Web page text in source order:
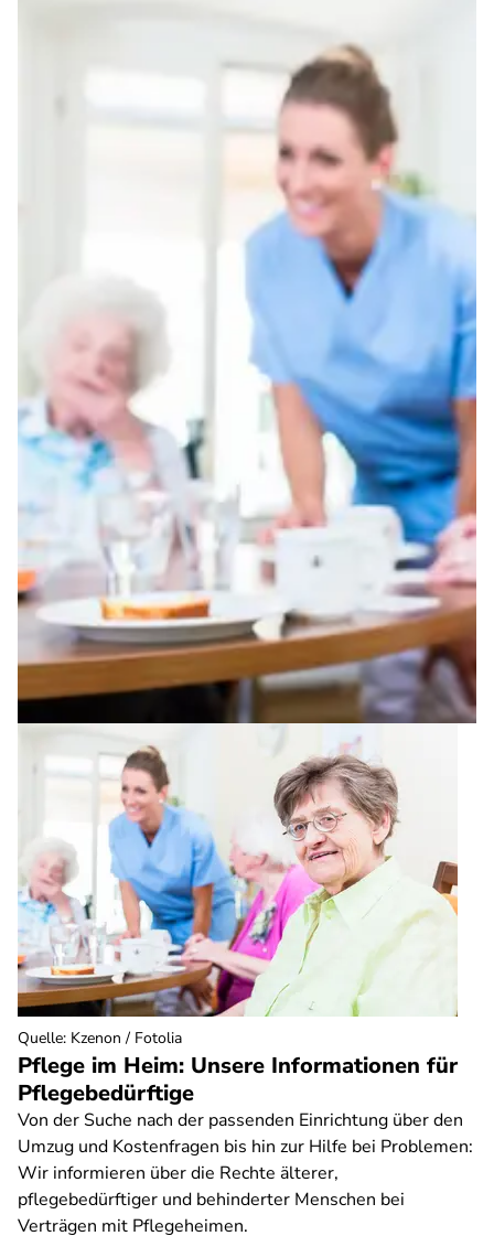
Pflege im Heim: Unsere Informationen für
Pflegebedürftige
Von der Suche nach der passenden Einrichtung über den
Umzug und Kostenfragen bis hin zur Hilfe bei Problemen:
Wir informieren über die Rechte älterer,
pflegebedürftiger und behinderter Menschen bei
Verträgen mit Pflegeheimen.
Quelle: Kzenon / Fotolia